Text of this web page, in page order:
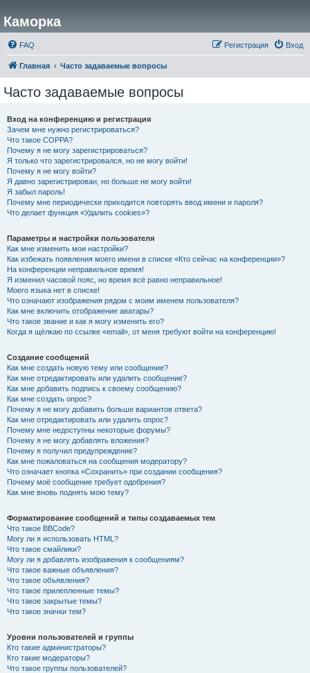
Каморка
FAQ Вход
Регистрация
Главная Часто задаваемые вопросы
Часто задаваемые вопросы
Вход на конференцию и регистрация
Зачем мне нужно регистрироваться?
Что такое COPPA?
Почему я не могу зарегистрироваться?
Я только что зарегистрировался, но не могу войти!
Почему я не могу войти?
Я давно зарегистрирован, но больше не могу войти!
Я забыл пароль!
Почему мне периодически приходится повторять ввод имени и пароля?
Что делает функция «Удалить cookies»?
Параметры и настройки пользователя
Как мне изменить мои настройки?
Как избежать появления моего имени в списке «Кто сейчас на конференции»?
На конференции неправильное время!
Я изменил часовой пояс, но время всё равно неправильное!
Моего языка нет в списке!
Что означают изображения рядом с моим именем пользователя?
Как мне включить отображение аватары?
Что такое звание и как я могу изменить его?
Когда я щёлкаю по ссылке «email», от меня требуют войти на конференцию!
Создание сообщений
Как мне создать новую тему или сообщение?
Как мне отредактировать или удалить сообщение?
Как мне добавить подпись к своему сообщению?
Как мне создать опрос?
Почему я не могу добавить больше вариантов ответа?
Как мне отредактировать или удалить опрос?
Почему мне недоступны некоторые форумы?
Почему я не могу добавлять вложения?
Почему я получил предупреждение?
Как мне пожаловаться на сообщения модератору?
Что означает кнопка «Сохранить» при создании сообщения?
Почему моё сообщение требует одобрения?
Как мне вновь поднять мою тему?
Форматирование сообщений и типы создаваемых тем
Что такое BBCode?
Могу ли я использовать HTML?
Что такое смайлики?
Могу ли я добавлять изображения к сообщениям?
Что такое важные объявления?
Что такое объявления?
Что такое прилепленные темы?
Что такое закрытые темы?
Что такое значки тем?
Уровни пользователей и группы
Кто такие администраторы?
Кто такие модераторы?
Что такое группы пользователей?